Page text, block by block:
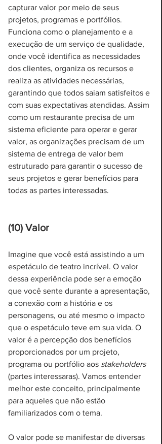
capturar valor por meio de seus
projetos, programas e portfólios.
Funciona como o planejamento e a
execução de um serviço de qualidade,
onde você identifica as necessidades
dos clientes, organiza os recursos e
realiza as atividades necessárias,
garantindo que todos saiam satisfeitos e
com suas expectativas atendidas. Assim
como um restaurante precisa de um
sistema eficiente para operar e gerar
valor, as organizações precisam de um
sistema de entrega de valor bem
estruturado para garantir o sucesso de
seus projetos e gerar benefícios para
todas as partes interessadas.
(10) Valor
Imagine que você está assistindo a um
espetáculo de teatro incrível. O valor
dessa experiência pode ser a emoção
que você sente durante a apresentação,
a conexão com a história e os
personagens, ou até mesmo o impacto
que o espetáculo teve em sua vida. O
valor é a percepção dos benefícios
proporcionados por um projeto,
programa ou portfólio aos stakeholders
(partes interessaras). Vamos entender
melhor este conceito, principalmente
para aqueles que não estão
familiarizados com o tema.
O valor pode se manifestar de diversas